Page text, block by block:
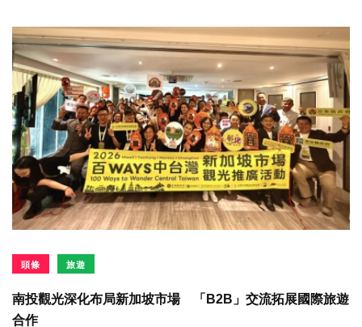
頭條 旅遊
南投觀光深化布局新加坡市場 「B2B」交流拓展國際旅遊
合作